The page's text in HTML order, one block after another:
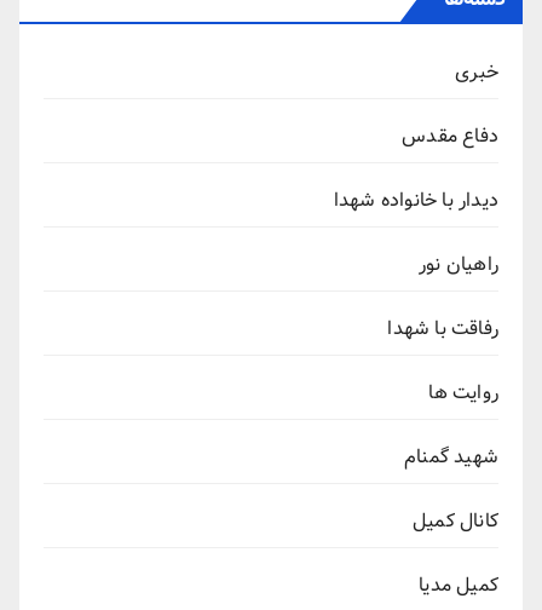
خبری
دفاع مقدس
دیدار با خانواده شهدا
راهیان نور
رفاقت با شهدا
روایت ها
شهید گمنام
کانال کمیل
کمیل مدیا